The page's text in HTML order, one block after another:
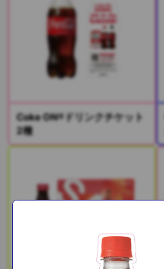
Coke ON®ドリンクチケット
2種